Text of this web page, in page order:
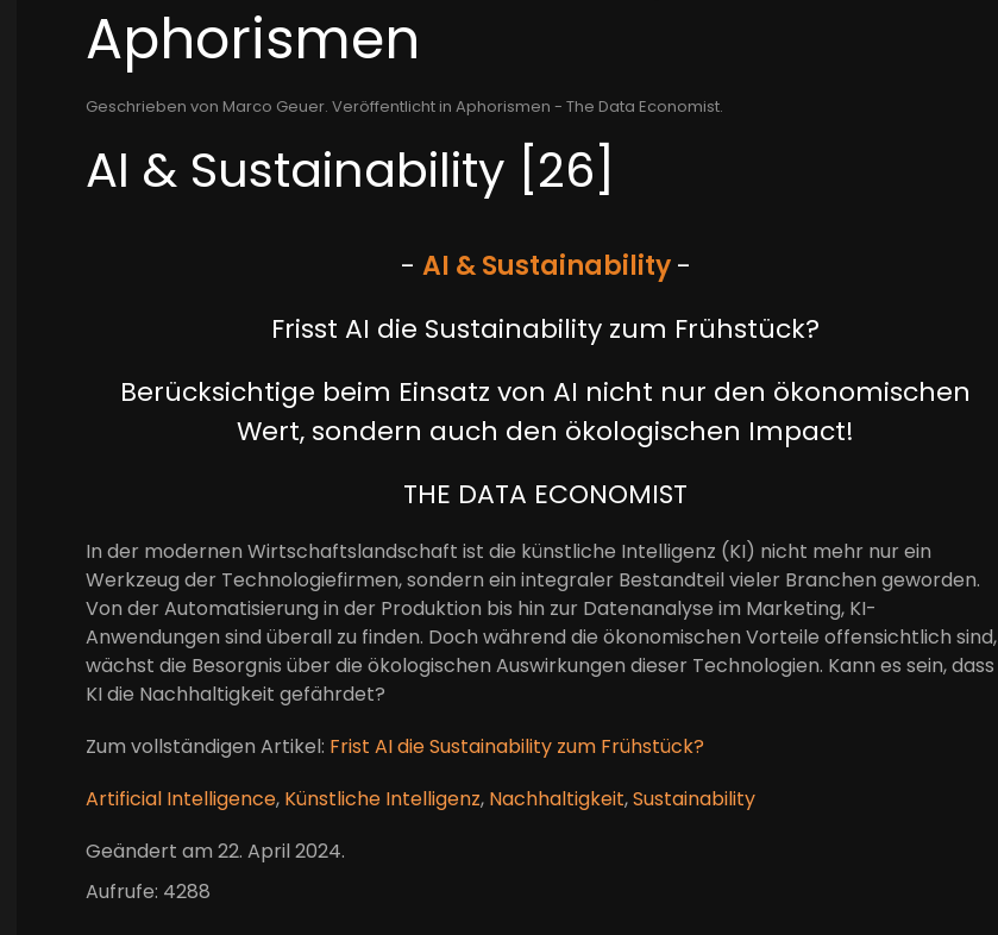
Aphorismen
Geschrieben von Marco Geuer. Veröffentlicht in Aphorismen - The Data Economist.
AI & Sustainability [26]
- AI &Sustainability -
Frisst AI die Sustainability zum Frühstück?
Berücksichtige beim Einsatz von AI nicht nur den ökonomischen
Wert, sondern auch den ökologischen Impact!
THE DATA ECONOMIST
In der modernen Wirtschaftslandschaft ist die künstliche Intelligenz (KI) nicht mehr nur ein
Werkzeug der Technologiefirmen, sondern ein integraler Bestandteil vieler Branchen geworden.
Von der Automatisierung in der Produktion bis hin zur Datenanalyse im Marketing, KI-
Anwendungen sind überall zu finden. Doch während die ökonomischen Vorteile offensichtlich sind,
wächst die Besorgnis über die ökologischen Auswirkungen dieser Technologien. Kann es sein, dass
KI die Nachhaltigkeit gefährdet?
Zum vollständigen Artikel: Frist AI die Sustainability zum Frühstück?
Artificial Intelligence, Künstliche Intelligenz, Nachhaltigkeit,Sustainability
Geändert am 22. April 2024.
Aufrufe: 4288